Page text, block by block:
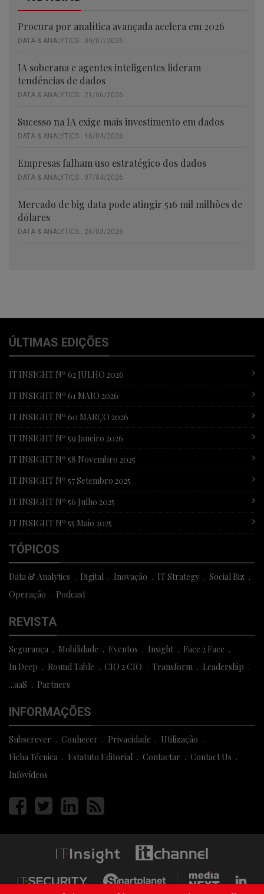
Procura por analítica avançada acelera em 2026
DATA & ANALYTICS . 09/07/2026
IA soberana e agentes inteligentes lideram
tendências de dados
DATA & ANALYTICS . 21/06/2026
Sucesso na IA exige mais investimento em dados
DATA & ANALYTICS . 16/04/2026
Empresas falham uso estratégico dos dados
DATA & ANALYTICS . 07/04/2026
Mercado de big data pode atingir 516 mil milhões de
dólares
DATA & ANALYTICS . 26/03/2026
ÚLTIMAS EDIÇÕES
IT INSIGHT Nº 62 JULHO 2026
IT INSIGHT Nº 61 MAIO 2026
IT INSIGHT Nº 60 MARÇO 2026
IT INSIGHT Nº 59 Janeiro 2026
IT INSIGHT Nº 58 Novembro 2025
IT INSIGHT Nº 57 Setembro 2025
IT INSIGHT Nº 56 Julho 2025
IT INSIGHT Nº 55 Maio 2025
TÓPICOS
Data & Analytics Digital Inovação IT Strategy
Social Biz
Operação
Podcast
REVISTA
Segurança Mobilidade Eventos Insight
Face 2 Face
In Deep
Round Table CIO 2 CIO Transform
Leadership
...aaS
Partners
INFORMAÇÕES
Subscrever Conhecer Privacidade
Utilização
Ficha Técnica
Estatuto Editorial Contactar
Contact Us
Infovídeos
Página
facebook
Página
twitter
Página
linkedin
Página
rss